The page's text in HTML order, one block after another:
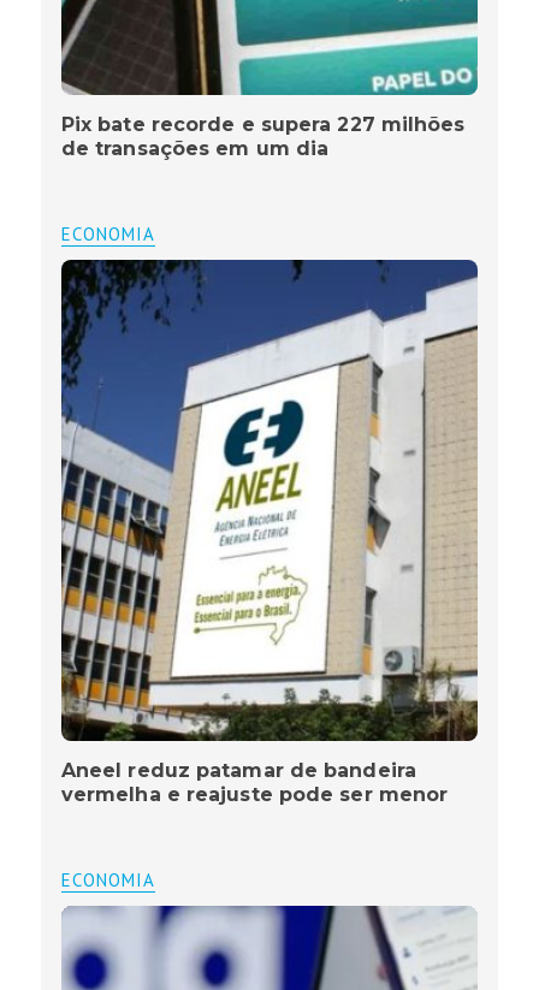
Pix bate recorde e supera 227 milhões
de transações em um dia
ECONOMIA
Aneel reduz patamar de bandeira
vermelha e reajuste pode ser menor
ECONOMIA